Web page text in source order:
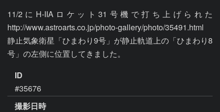
11/2にH-IIAロケット31号機で打ち上げられた
http://www.astroarts.co.jp/photo-gallery/photo/35491.html
静止気象衛星「ひまわり9号」が静止軌道上の「ひまわり8
号」の左側に位置してきました。
ID
#35676
撮影日時